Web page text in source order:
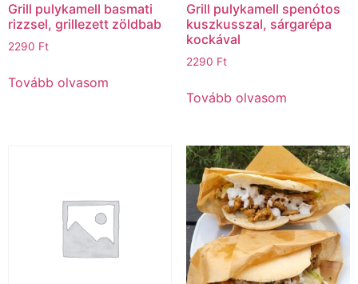
Grill pulykamell basmati
rizzsel, grillezett zöldbab
2290 Ft
Tovább olvasom
Grill pulykamell spenótos
kuszkusszal, sárgarépa
kockával
2290 Ft
Tovább olvasom